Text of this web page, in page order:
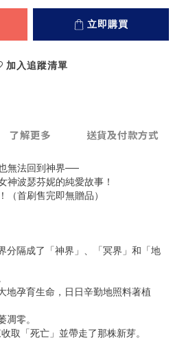
立即購買
加入追蹤清單
了解更多 送貨及付款方式
無法回到神界──
波瑟芬妮的純愛故事！
首刷售完即無贈品）
分隔成了「神界」、「冥界」和「地
地孕育生命，日日辛勤地照料著植
凋零。
取「死亡」並帶走了那株新芽。